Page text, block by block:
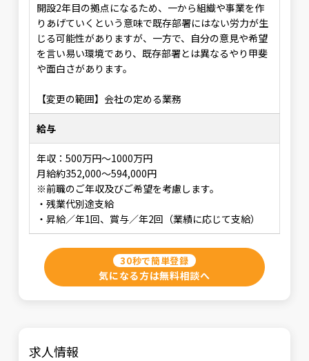
開設2年目の拠点になるため、一から組織や事業を作
りあげていくという意味で既存部署にはない労力が生
じる可能性がありますが、一方で、自分の意見や希望
を言い易い環境であり、既存部署とは異なるやり甲斐
や面白さがあります。
【変更の範囲】会社の定める業務
給与
年収：500万円～1000万円
月給約352,000～594,000円
※前職のご年収及びご希望を考慮します。
・残業代別途支給
・昇給／年1回、賞与／年2回（業績に応じて支給）
30秒で簡単登録
気になる方は無料相談へ
求人情報